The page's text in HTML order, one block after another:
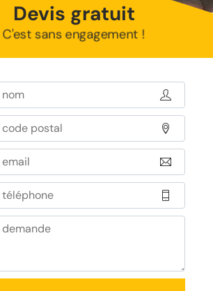
Devis gratuit
C'est sans engagement !